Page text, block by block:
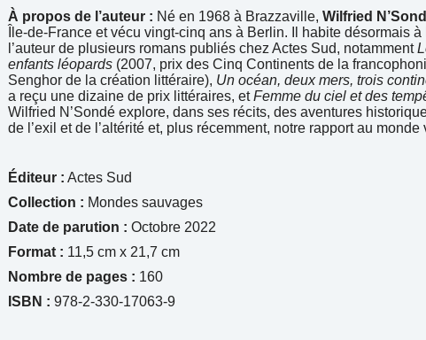
À propos de l’auteur : Né en 1968 à Brazzaville, Wilfried
Île-de-France et vécu vingt-cinq ans à Berlin. Il habite désormais à
l’auteur de plusieurs romans publiés chez Actes Sud, notamment
enfants léopards(2007, prix des Cinq Continents de la
Senghor de la création littéraire), Un océan, deux mers, trois
a reçu une dizaine de prix littéraires, etFemme du ciel et des
Wilfried N’Sondé explore, dans ses récits, des aventures
de l’exil et de l’altérité et, plus récemment, notre rapport au monde
Éditeur : Actes Sud
Collection : Mondes sauvages
Date de parution : Octobre 2022
Format : 11,5 cm x 21,7 cm
Nombre de pages : 160
ISBN : 978-2-330-17063-9